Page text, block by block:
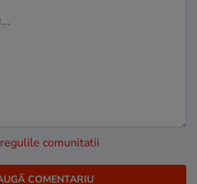
regulile comunitatii